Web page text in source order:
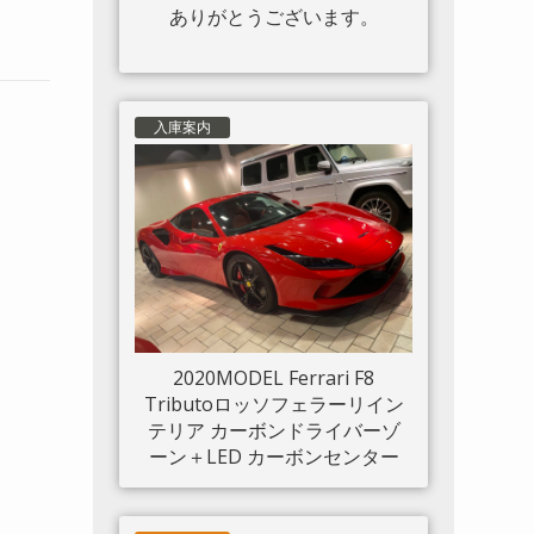
ありがとうございます。
入庫案内
2020MODEL Ferrari F8
Tributoロッソフェラーリイン
テリア カーボンドライバーゾ
ーン＋LED カーボンセンター
ブリッジ カーボンインナード
アハンドル カーボンリアブー